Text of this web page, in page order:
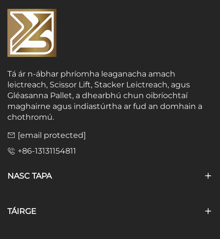
Tá ár n-ábhar phríomha leaganacha amach
leictreach, Scissor Lift, Stacker Leictreach, agus
Gléasanna Pallet, a dhearbhú chun oibríochtaí
maghairne agus indiastúrtha ar fud an domhain a
chothromú.
[email protected]
+86-13131154811
NASC TAPA
TÁIRGE